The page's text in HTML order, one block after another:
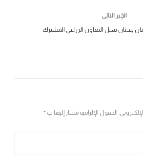
الخبر التالى
يبحثان سبل التعاون الزراعي المشترك
الحقول الإلزامية مشار إليها ب *